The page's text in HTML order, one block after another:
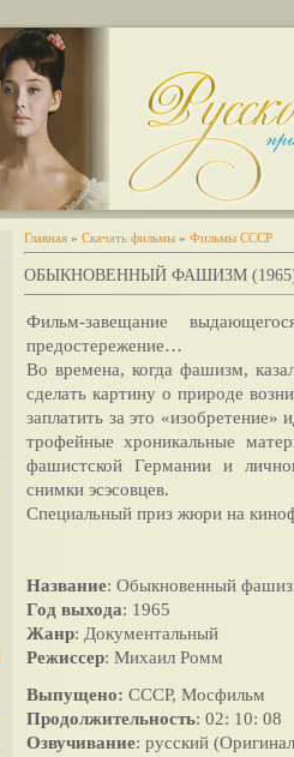
Главная » Скачать фильмы » Фильмы СССР
ОБЫКНОВЕННЫЙ ФАШИЗМ (1965)
Фильм-завещание
предостережение…
Во времена, когда фашизм,
сделать картину о природе
заплатить за это
трофейные хроникальные
фашистской Германии и
снимки эсэсовцев.
Специальный приз жюри на
Название: Обыкновенный
Год выхода: 1965
Жанр: Документальный
Режиссер: Михаил Ромм
Выпущено: СССР, Мосфильм
Продолжительность: 02: 10: 08
Озвучивание: русский